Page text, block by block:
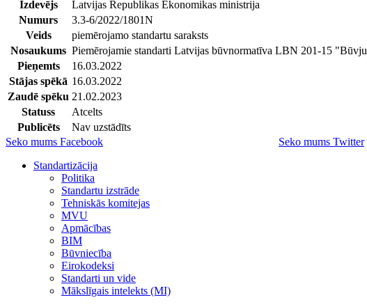
Izdevējs
Latvijas Republikas Ekonomikas ministrija
Numurs
3.3-6/2022/1801N
Veids
piemērojamo standartu saraksts
Nosaukums Piemērojamie standarti Latvijas būvnormatīva LBN 201-15
Pieņemts
16.03.2022
Stājas spēkā 16.03.2022
Zaudē spēku 21.02.2023
Statuss
Atcelts
Publicēts
Nav uzstādīts
Seko mums Facebook
Seko mums Twitter
Standartizācija
Politika
Standartu izstrāde
Tehniskās komitejas
MVU
Apmācības
BIM
Būvniecība
Eirokodeksi
Standarti un vide
Mākslīgais intelekts (MI)